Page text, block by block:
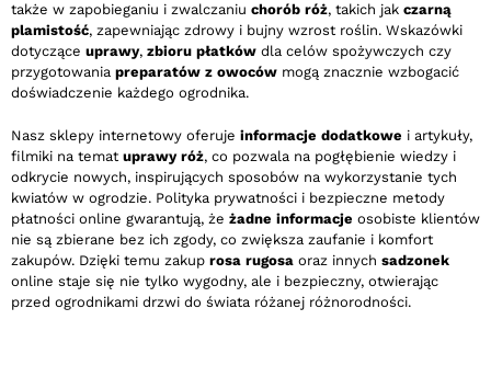
także w zapobieganiu i zwalczaniu chorób róż, takich jak czarną
plamistość, zapewniając zdrowy i bujny wzrost roślin. Wskazówki
dotyczące uprawy, zbioru płatków dla celów spożywczych czy
przygotowania preparatów z owoców mogą znacznie wzbogacić
doświadczenie każdego ogrodnika.
Nasz sklepy internetowy oferuje informacje dodatkowe i artykuły,
filmiki na temat uprawy róż, co pozwala na pogłębienie wiedzy i
odkrycie nowych, inspirujących sposobów na wykorzystanie tych
kwiatów w ogrodzie. Polityka prywatności i bezpieczne metody
płatności online gwarantują, że żadne informacje osobiste klientów
nie są zbierane bez ich zgody, co zwiększa zaufanie i komfort
zakupów. Dzięki temu zakup rosa rugosa oraz innych sadzonek
online staje się nie tylko wygodny, ale i bezpieczny, otwierając
przed ogrodnikami drzwi do świata różanej różnorodności.